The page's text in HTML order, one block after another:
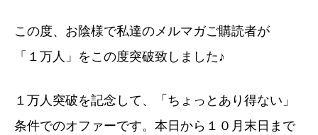
この度、お陰様で私達のメルマガご購読者が
「１万人」をこの度突破致しました♪
１万人突破を記念して、「ちょっとあり得ない」
条件でのオファーです。本日から１０月末日まで